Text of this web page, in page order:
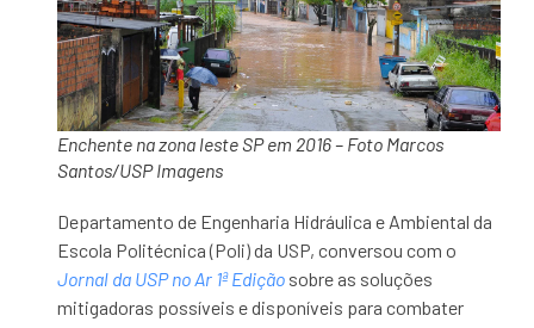
Enchente na zona leste SP em 2016 – Foto Marcos
Santos/USP Imagens
Departamento de Engenharia Hidráulica e Ambiental da
Escola Politécnica (Poli) da USP, conversou com o
Jornal da USP no Ar 1ª Edição sobre as soluções
mitigadoras possíveis e disponíveis para combater